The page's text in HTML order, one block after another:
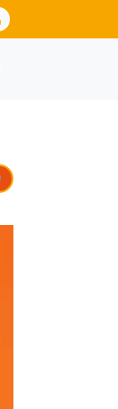
FREQÜENTS